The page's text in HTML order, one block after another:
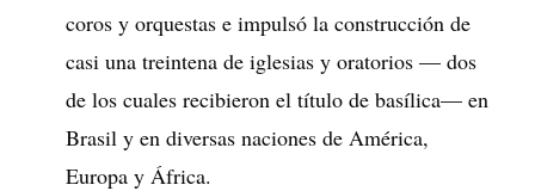
coros y orquestas e impulsó la construcción de
casi una treintena de iglesias y oratorios — dos
de los cuales recibieron el título de basílica— en
Brasil y en diversas naciones de América,
Europa y África.